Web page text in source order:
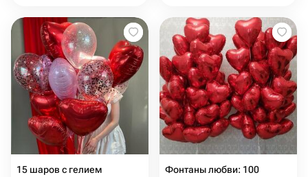
15 шаров с гелием
Фонтаны любви: 100